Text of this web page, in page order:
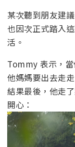
某次聽到朋友建
也因次正式踏入
活。
Tommy 表示，
他媽媽要出去走
結果最後，他走
開心：